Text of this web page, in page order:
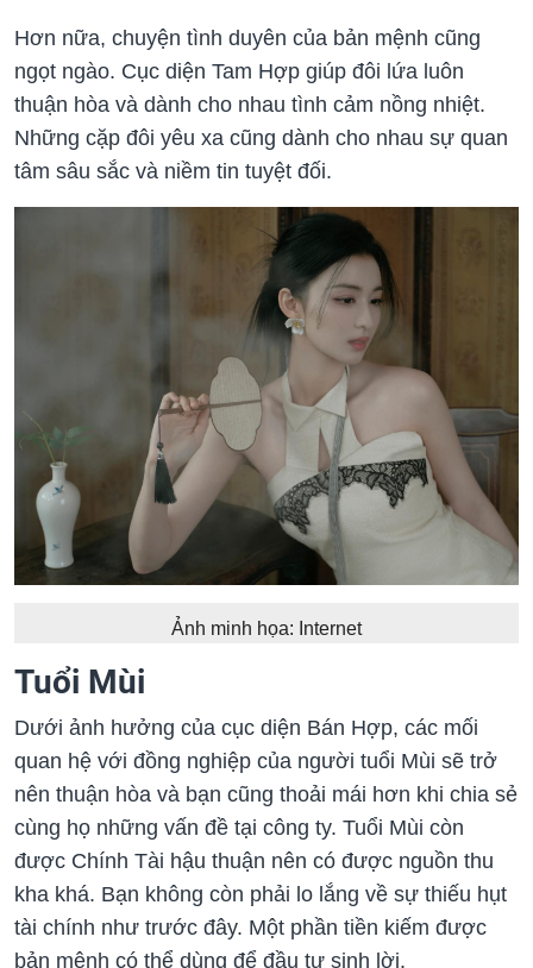
Hơn nữa, chuyện tình duyên của bản mệnh cũng
ngọt ngào. Cục diện Tam Hợp giúp đôi lứa luôn
thuận hòa và dành cho nhau tình cảm nồng nhiệt.
Những cặp đôi yêu xa cũng dành cho nhau sự quan
tâm sâu sắc và niềm tin tuyệt đối.
Ảnh minh họa: Internet
Tuổi Mùi
Dưới ảnh hưởng của cục diện Bán Hợp, các mối
quan hệ với đồng nghiệp của người tuổi Mùi sẽ trở
nên thuận hòa và bạn cũng thoải mái hơn khi chia sẻ
cùng họ những vấn đề tại công ty. Tuổi Mùi còn
được Chính Tài hậu thuận nên có được nguồn thu
kha khá. Bạn không còn phải lo lắng về sự thiếu hụt
tài chính như trước đây. Một phần tiền kiếm được
bản mệnh có thể dùng để đầu tư sinh lời.